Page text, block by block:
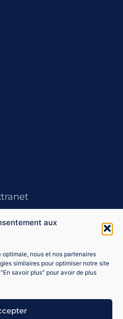
aux
nous et nos partenaires
similaires pour optimiser notre site
savoir plus" pour avoir de plus